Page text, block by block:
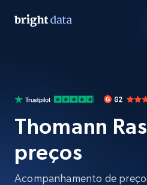
Thomann
preços
Acompanhamento de